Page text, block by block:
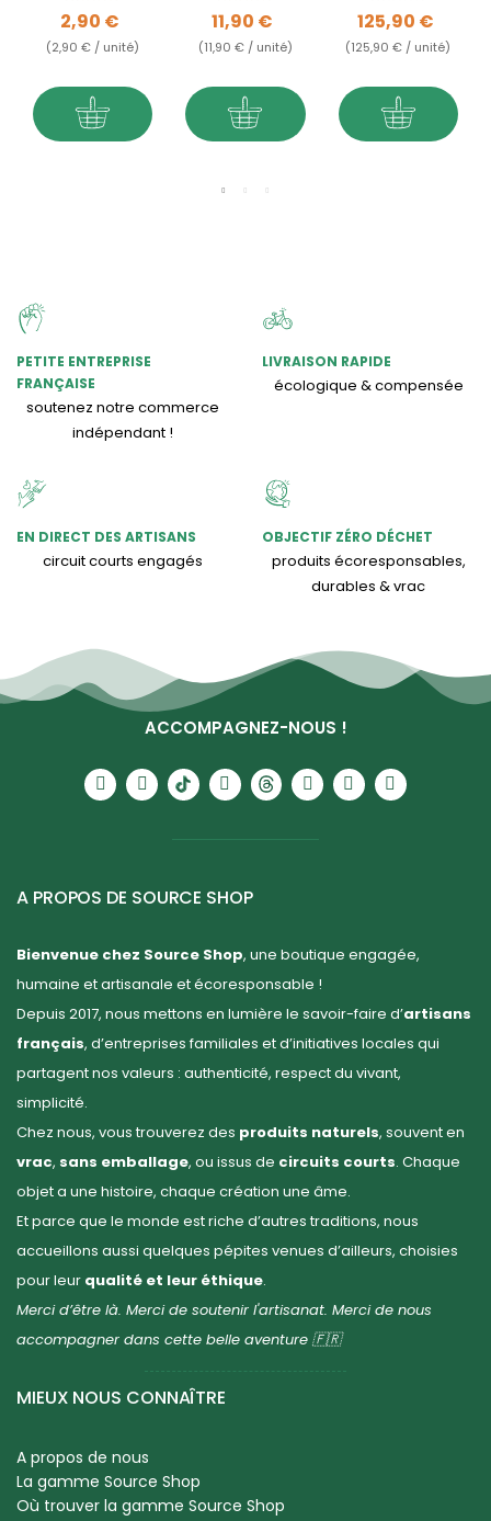
Prix
2,90 €
(2,90 € / unité)
Prix
11,90 €
(11,90 € / unité)
Prix
125,90 €
(125,90 € / unité)
PETITE ENTREPRISE
FRANÇAISE
soutenez notre commerce
indépendant !
LIVRAISON RAPIDE
écologique & compensée
EN DIRECT DES ARTISANS
circuit courts engagés
OBJECTIF ZÉRO DÉCHET
produits écoresponsables,
durables & vrac
ACCOMPAGNEZ-NOUS !
A PROPOS DE SOURCE SHOP
Bienvenue chez Source Shop, une boutique engagée,
humaine et artisanale et écoresponsable !
Depuis 2017, nous mettons en lumière le savoir-faire d’artisans
français, d’entreprises familiales et d’initiatives locales qui
partagent nos valeurs : authenticité, respect du vivant,
simplicité.
Chez nous, vous trouverez des produits naturels, souvent en
vrac, sans emballage, ou issus de circuits courts. Chaque
objet a une histoire, chaque création une âme.
Et parce que le monde est riche d’autres traditions, nous
accueillons aussi quelques pépites venues d’ailleurs, choisies
pour leur qualité et leur éthique.
Merci d’être là. Merci de soutenir l'artisanat. Merci de nous
accompagner dans cette belle aventure 🇫🇷
MIEUX NOUS CONNAÎTRE
A propos de nous
La gamme Source Shop
Où trouver la gamme Source Shop